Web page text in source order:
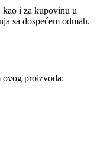
kao i za kupovinu u
sa dospećem odmah.
proizvoda: